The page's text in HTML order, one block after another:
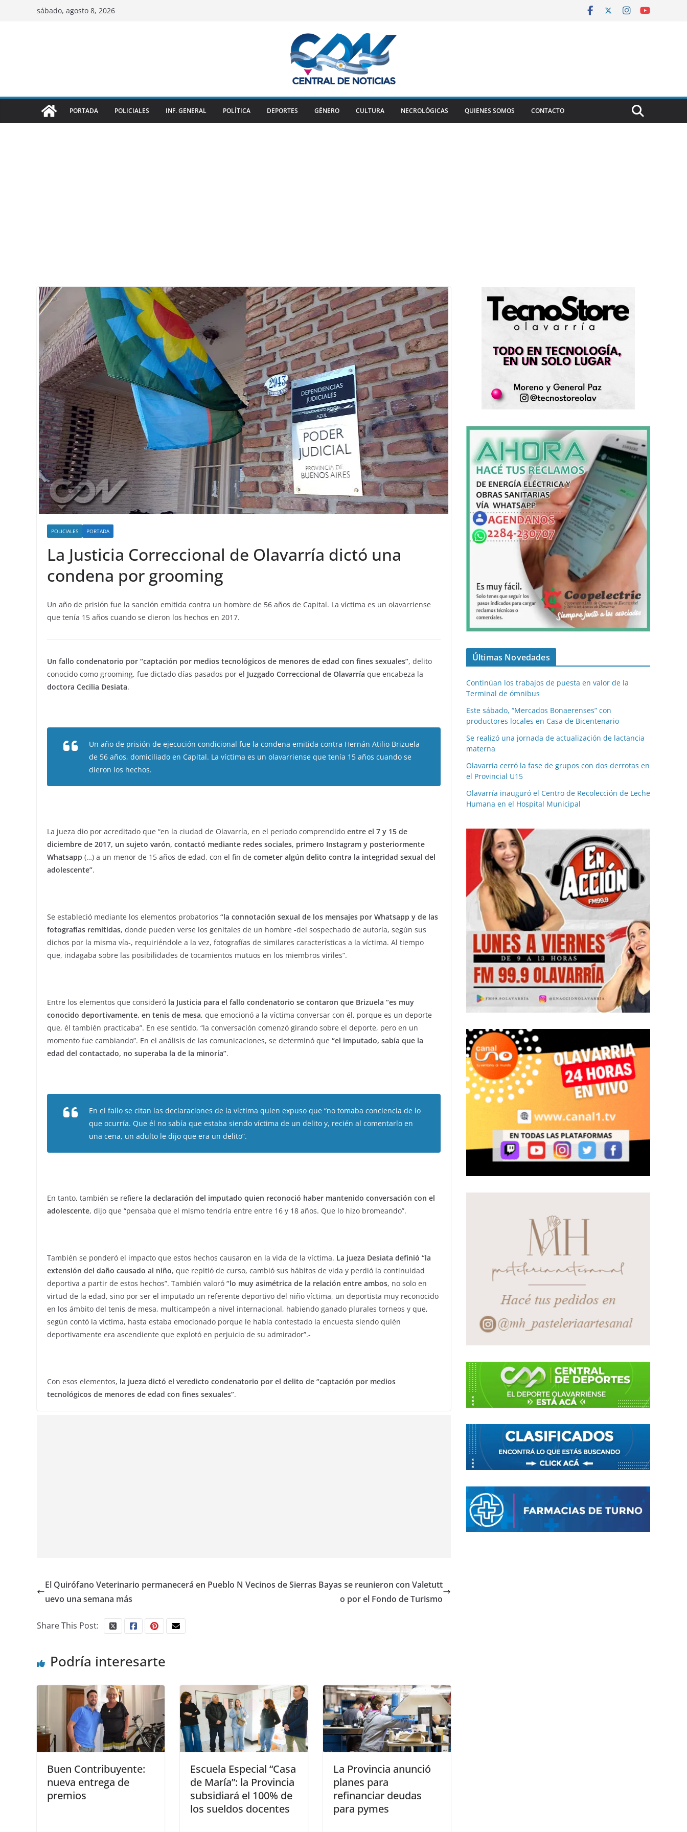
sábado, agosto 8, 2026
PORTADA POLICIALES INF. GENERAL POLÍTICA DEPORTES GÉNERO CULTURA NECROLÓGICAS QUIENES SOMOS CONTACTO
POLICIALES PORTADA
La Justicia Correccional de Olavarría dictó una
condena por grooming
Un año de prisión fue la sanción emitida contra un hombre de 56 años de Capital. La víctima es un olavarriense
que tenía 15 años cuando se dieron los hechos en 2017.
Un fallo condenatorio por “captación por medios tecnológicos de menores de edad con fines sexuales”, delito
conocido como grooming, fue dictado días pasados por el Juzgado Correccional de Olavarría que encabeza la
doctora Cecilia Desiata.
Un año de prisión de ejecución condicional fue la condena emitida contra Hernán Atilio Brizuela
de 56 años, domiciliado en Capital. La víctima es un olavarriense que tenía 15 años cuando se
dieron los hechos.
La jueza dio por acreditado que “en la ciudad de Olavarría, en el periodo comprendido entre el 7 y 15 de
diciembre de 2017, un sujeto varón, contactó mediante redes sociales, primero Instagram y posteriormente
Whatsapp (…) a un menor de 15 años de edad, con el fin de cometer algún delito contra la integridad sexual del
adolescente”.
Se estableció mediante los elementos probatorios “la connotación sexual de los mensajes por Whatsapp y de las
fotografías remitidas, donde pueden verse los genitales de un hombre -del sospechado de autoría, según sus
dichos por la misma vía-, requiriéndole a la vez, fotografías de similares características a la víctima. Al tiempo
que, indagaba sobre las posibilidades de tocamientos mutuos en los miembros viriles”.
Entre los elementos que consideró la Justicia para el fallo condenatorio se contaron que Brizuela “es muy
conocido deportivamente, en tenis de mesa, que emocionó a la víctima conversar con él, porque es un deporte
que, él también practicaba”. En ese sentido, “la conversación comenzó girando sobre el deporte, pero en un
momento fue cambiando”. En el análisis de las comunicaciones, se determinó que “el imputado, sabía que la
edad del contactado, no superaba la de la minoría”.
En el fallo se citan las declaraciones de la víctima quien expuso que “no tomaba conciencia de lo
que ocurría. Que él no sabía que estaba siendo víctima de un delito y, recién al comentarlo en
una cena, un adulto le dijo que era un delito”.
En tanto, también se refiere la declaración del imputado quien reconoció haber mantenido conversación con el
adolescente, dijo que “pensaba que el mismo tendría entre entre 16 y 18 años. Que lo hizo bromeando”.
También se ponderó el impacto que estos hechos causaron en la vida de la víctima. La jueza Desiata definió “la
extensión del daño causado al niño, que repitió de curso, cambió sus hábitos de vida y perdió la continuidad
deportiva a partir de estos hechos”. También valoró “lo muy asimétrica de la relación entre ambos, no solo en
virtud de la edad, sino por ser el imputado un referente deportivo del niño víctima, un deportista muy reconocido
en los ámbito del tenis de mesa, multicampeón a nivel internacional, habiendo ganado plurales torneos y que,
según contó la víctima, hasta estaba emocionado porque le había contestado la encuesta siendo quién
deportivamente era ascendiente que explotó en perjuicio de su admirador”.-
Con esos elementos, la jueza dictó el veredicto condenatorio por el delito de “captación por medios
tecnológicos de menores de edad con fines sexuales”.
El Quirófano Veterinario permanecerá en Pueblo N
uevo una semana más
Vecinos de Sierras Bayas se reunieron con Valetutt
o por el Fondo de Turismo
Share This Post:
Podría interesarte
Buen Contribuyente:
nueva entrega de
premios
Escuela Especial “Casa
de María”: la Provincia
subsidiará el 100% de
los sueldos docentes
La Provincia anunció
planes para
refinanciar deudas
para pymes
Últimas Novedades
Continúan los trabajos de puesta en valor de la
Terminal de ómnibus
Este sábado, “Mercados Bonaerenses” con
productores locales en Casa de Bicentenario
Se realizó una jornada de actualización de lactancia
materna
Olavarría cerró la fase de grupos con dos derrotas en
el Provincial U15
Olavarría inauguró el Centro de Recolección de Leche
Humana en el Hospital Municipal